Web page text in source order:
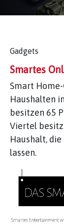
Gadgets
Smartes
Smart
Haushalten
besitzen 65
Viertel
Haushalt,
lassen.